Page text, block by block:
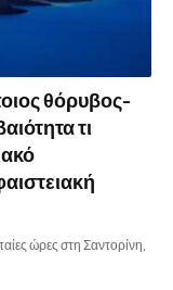
θόρυβος-
τι
ώρες στη Σαντορίνη,